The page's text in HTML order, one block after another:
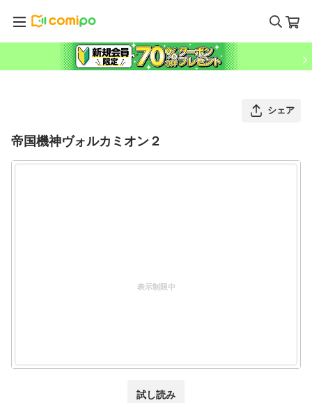
シェア
帝国機神ヴォルカミオン２
表示制限中
試し読み